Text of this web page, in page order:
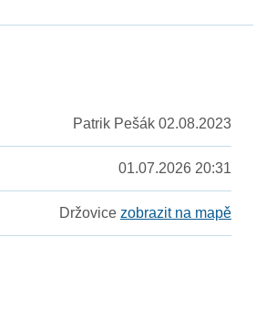
Patrik Pešák 02.08.2023
01.07.2026 20:31
Držovice zobrazit na mapě